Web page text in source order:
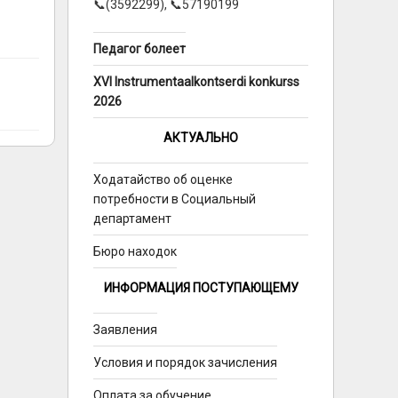
📞(3592299), 📞57190199
Педагог болеет
XVI Instrumentaalkontserdi konkurss
2026
АКТУАЛЬНО
Ходатайство об оценке
потребности в Социальный
департамент
Бюро находок
ИНФОРМАЦИЯ ПОСТУПАЮЩЕМУ
Заявления
Условия и порядок зачисления